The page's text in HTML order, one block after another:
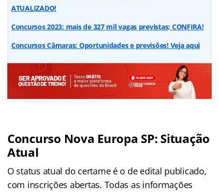
ATUALIZADO!
Concursos 2023: mais de 327 mil vagas previstas; CONFIRA!
Concursos Câmaras: Oportunidades e previsões! Veja aqui
Concurso Nova Europa SP: Situação
Atual
O status atual do certame é o de edital publicado,
com inscrições abertas. Todas as informações